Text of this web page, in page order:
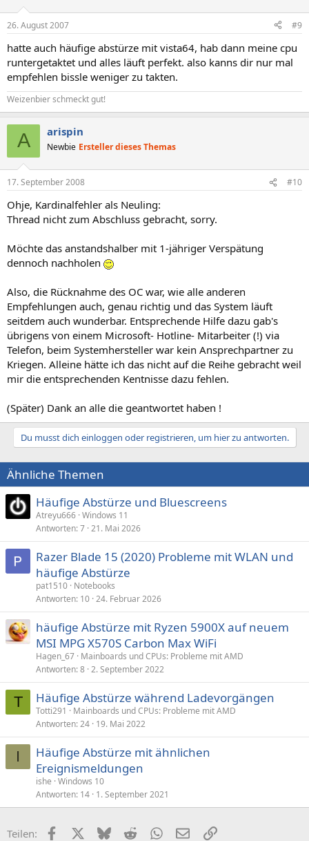
26. August 2007 #9
hatte auch häufige abstürze mit vista64, hab dann meine cpu
runtergetaktet und alles läuft perfekt. also kanns dir nur mal
empfehlen bissle weniger zu takten.
Weizenbier schmeckt gut!
A arispin
Newbie Ersteller dieses Themas
17. September 2008 #10
Ohje, Kardinalfehler als Neuling:
Thread nicht zum Abschluss gebracht, sorry.
Möchte das anstandshalber mit 1-jähriger Verspätung
dennoch nachholen
Also, die Rücknahme des OC war, wie alle anderen
Empfehlungen auch, genau richtig und das System läuft
seitdem auch wunderbar. Entsprechende Hilfe dazu gab's
übrigens von einem Microsoft- Hotline- Mitarbeiter (!) via
Telefon, beim Systemhersteller war kein Ansprechpartner zu
Kriegen. Alleine hätte ich das nicht auf die Reihe gebracht weil
mir die entsprechenden Kentnisse dazu fehlen.
(Später) Dank an alle die geantwortet haben !
Du musst dich einloggen oder registrieren, um hier zu antworten.
Ähnliche Themen
Häufige Abstürze und Bluescreens
Atreyu666 Windows 11
Antworten 7 21. Mai 2026
Razer Blade 15 (2020) Probleme mit WLAN und
häufige Abstürze
pat1510 Notebooks
Antworten 10 24. Februar 2026
häufige Abstürze mit Ryzen 5900X auf neuem
MSI MPG X570S Carbon Max WiFi
Hagen_67 Mainboards und CPUs: Probleme mit AMD
Antworten 8 2. September 2022
T Häufige Abstürze während Ladevorgängen
Totti291
Mainboards und CPUs: Probleme mit AMD
Antworten 24 19. Mai 2022
I
Häufige Abstürze mit ähnlichen
Ereignismeldungen
ishe Windows 10
Antworten 14 1. September 2021
Teilen: FacebookX (Twitter)
BlueskyRedditWhatsApp
E-MailLink